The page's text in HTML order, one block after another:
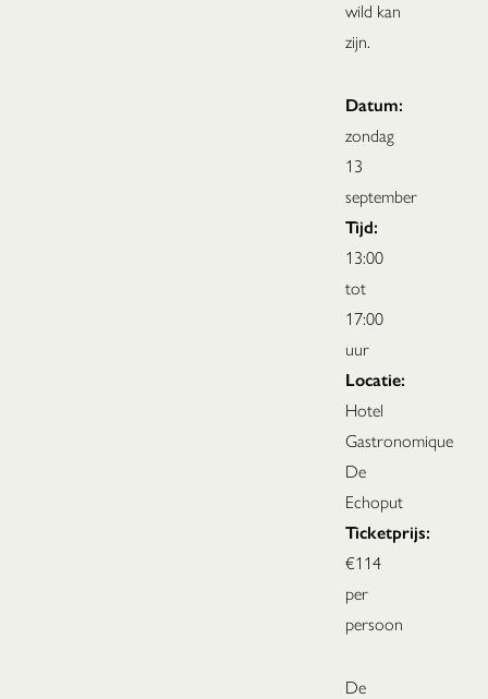
wild kan
zijn.
Datum:
zondag
13
september
Tijd:
13:00
tot
17:00
uur
Locatie:
Hotel
Gastronomique
De
Echoput
Ticketprijs:
€114
per
persoon
De